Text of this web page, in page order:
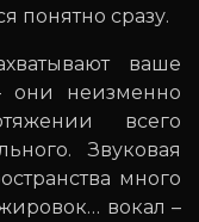
понятно сразу.
ваше
они неизменно
всего
Звуковая
много
вокал –